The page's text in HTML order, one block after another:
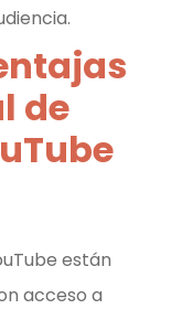
de
están
acceso a